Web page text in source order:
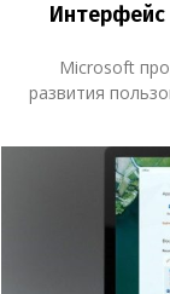
Интерфейс
Microsoft